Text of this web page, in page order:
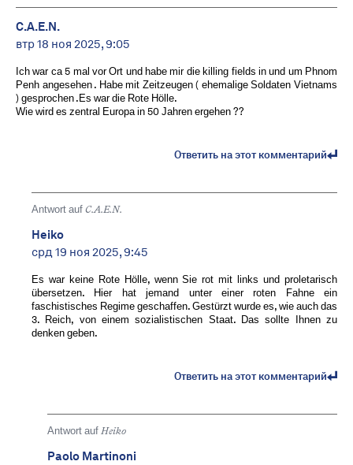
C.A.E.N.
втр 18 ноя 2025, 9:05
Ich war ca 5 mal vor Ort und habe mir die killing fields in und um Phnom
Penh angesehen . Habe mit Zeitzeugen ( ehemalige Soldaten Vietnams
) gesprochen .Es war die Rote Hölle.
Wie wird es zentral Europa in 50 Jahren ergehen ??
Ответить на этот комментарий
Antwort auf C.A.E.N.
Heiko
срд 19 ноя 2025, 9:45
Es war keine Rote Hölle, wenn Sie rot mit links und proletarisch
übersetzen. Hier hat jemand unter einer roten Fahne ein
faschistisches Regime geschaffen. Gestürzt wurde es, wie auch das
3. Reich, von einem sozialistischen Staat. Das sollte Ihnen zu
denken geben.
Ответить на этот комментарий
Antwort auf Heiko
Paolo Martinoni